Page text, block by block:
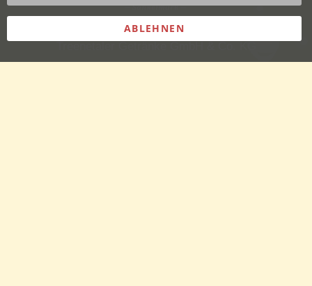
ABLEHNEN